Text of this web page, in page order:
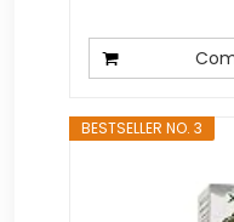
BESTSELLER NO. 3